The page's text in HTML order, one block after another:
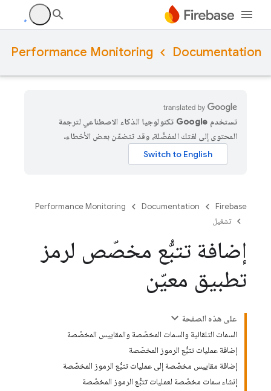
Documentation
Performance Monitoring
تستخدم Google تكنولوجيا الذكاء الاصطناعي لترجمة
المحتوى إلى لغتك المفضّلة، وقد تتضمّن بعض الأخطاء.
Firebase
Documentation
Performance Monitoring
تشغيل
إضافة تتبُّع مخصّص لرمز
تطبيق معيّن
على هذه الصفحة
السمات التلقائية والسمات المخصّصة والمقاييس المخصّصة
إضافة عمليات تتبُّع الرموز المخصّصة
إضافة مقاييس مخصّصة إلى عمليات تتبُّع الرموز المخصّصة
إنشاء سمات مخصّصة لعمليات تتبُّع الرموز المخصّصة